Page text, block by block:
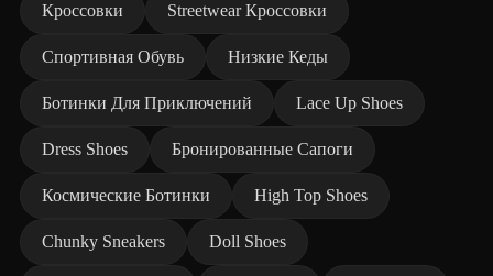
Кроссовки Streetwear Кроссовки
Спортивная Обувь Низкие Кеды
Ботинки Для Приключений Lace Up Shoes
Dress Shoes Бронированные Сапоги
Космические Ботинки High Top Shoes
Chunky Sneakers Doll Shoes